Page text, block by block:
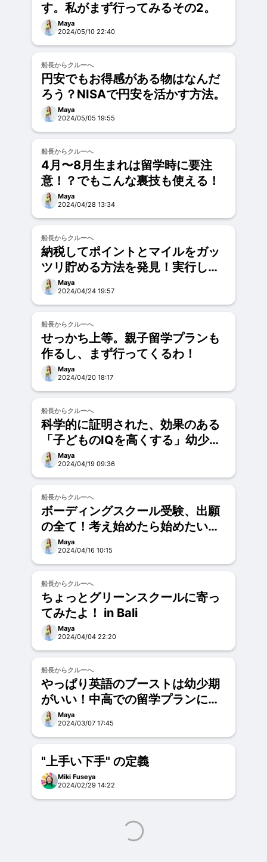
す。私がまず行ってみるその2。
Maya
2024/05/10 22:40
船長からクルーへ
円安でもお得感がある物はなんだ
ろう？NISAで円安を活かす方法。
Maya
2024/05/05 19:55
船長からクルーへ
4月〜8月生まれは留学時に要注
意！？でもこんな裏技も使える！
Maya
2024/04/28 13:34
船長からクルーへ
納税してポイントとマイルをガッ
ツリ貯める方法を発見！実行して
みました。
Maya
2024/04/24 19:57
船長からクルーへ
せっかち上等。親子留学プランも
作るし、まず行ってくるわ！
Maya
2024/04/20 18:17
船長からクルーへ
科学的に証明された、効果のある
「子どものIQを高くする」幼少期
の過ごし方！
Maya
2024/04/19 09:36
船長からクルーへ
ボーディングスクール受験、出願
の全て！考え始めたら始めたい準
備。Maya
2024/04/16 10:15
船長からクルーへ
ちょっとグリーンスクールに寄っ
てみたよ！ in Bali
Maya
2024/04/04 22:20
船長からクルーへ
やっぱり英語のブーストは幼少期
がいい！中高での留学プランに全
振りは危険だと思う15歳の母。
Maya
2024/03/07 17:45
"上手い下手" の定義
Miki Fuseya
2024/02/29 14:22